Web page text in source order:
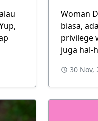
Woman
biasa,
privilege
juga hal-
30 Nov,